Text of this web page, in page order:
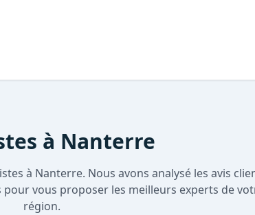
à Nanterre
à Nanterre. Nous avons analysé les avis
vous proposer les meilleurs experts de
région.